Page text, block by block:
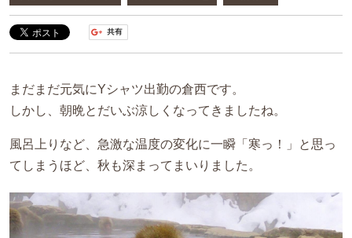
まだまだ元気にYシャツ出勤の倉西です。
しかし、朝晩とだいぶ涼しくなってきましたね。
風呂上りなど、急激な温度の変化に一瞬「寒っ！」と思っ
てしまうほど、秋も深まってまいりました。